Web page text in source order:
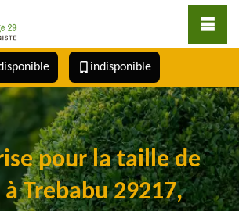
indisponible
pour la taille de
Trebabu 29217,